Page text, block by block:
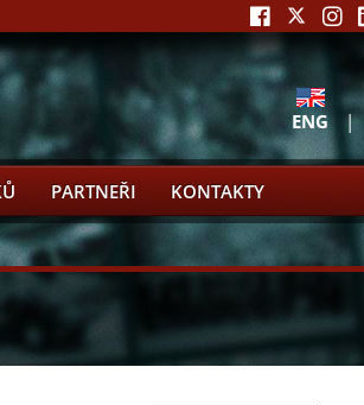
ENG |
PARTNEŘI KONTAKTY